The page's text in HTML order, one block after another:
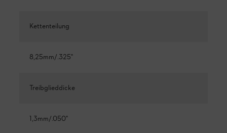
Kettenteilung
8,25mm/.325"
Treibglieddicke
1,3mm/.050"